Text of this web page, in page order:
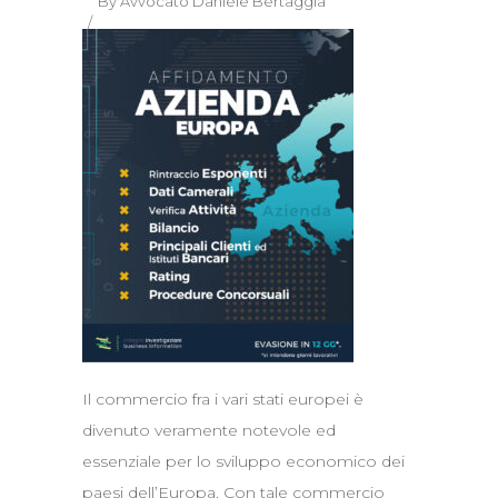
Il commercio fra i vari stati europei è
divenuto veramente notevole ed
essenziale per lo sviluppo economico dei
paesi dell’Europa. Con tale commercio